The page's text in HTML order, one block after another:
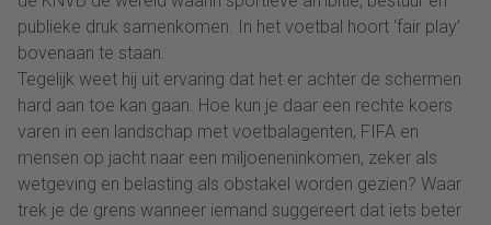
publieke druk samenkomen. In het voetbal hoort ‘fair play’
bovenaan te staan.
Tegelijk weet hij uit ervaring dat het er achter de schermen
hard aan toe kan gaan. Hoe kun je daar een rechte koers
varen in een landschap met voetbalagenten, FIFA en
mensen op jacht naar een miljoeneninkomen, zeker als
wetgeving en belasting als obstakel worden gezien? Waar
trek je de grens wanneer iemand suggereert dat iets beter